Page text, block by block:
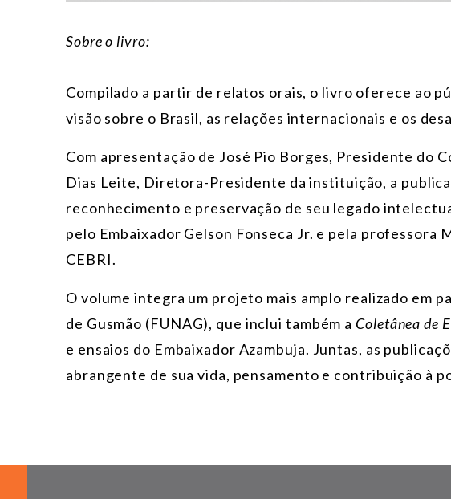
Sobre o livro:
Compilado a partir de relatos orais, o livro oferece ao
visão sobre o Brasil, as relações internacionais e os
Com apresentação de José Pio Borges, Presidente do
Dias Leite, Diretora-Presidente da instituição, a
reconhecimento e preservação de seu legado
pelo Embaixador Gelson Fonseca Jr. e pela professora
CEBRI.
O volume integra um projeto mais amplo realizado em
de Gusmão (FUNAG), que inclui também a Coletânea de
e ensaios do Embaixador Azambuja. Juntas, as
abrangente de sua vida, pensamento e contribuição à